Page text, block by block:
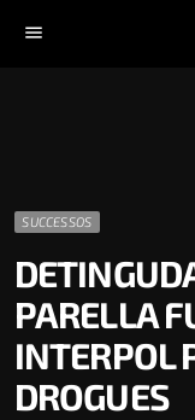
menu
SUCCESSOS
PARELLA
INTERPOL
DROGUES